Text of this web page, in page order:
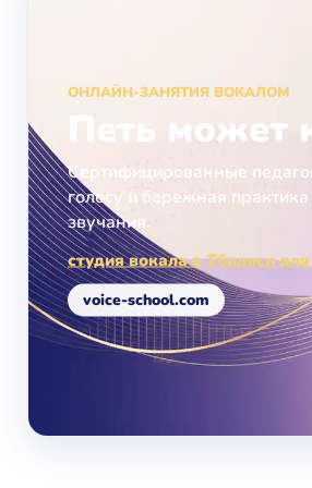
ОНЛАЙН-ЗАНЯТИЯ ВОКАЛОМ
Петь может
Сертифицированные
голосу и бережная
звучания.
студия вокала в Тбилиси
voice-school.com